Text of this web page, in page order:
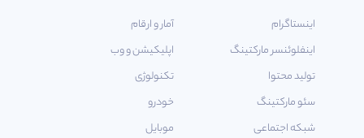
اینستاگرام
اینفلوئنسر مارکتینگ
تولید محتوا
سئو مارکتینگ
شبکه اجتماعی
آمار و ارقام
اپلیکیشن و وب
تکنولوژی
خودرو
موبایل